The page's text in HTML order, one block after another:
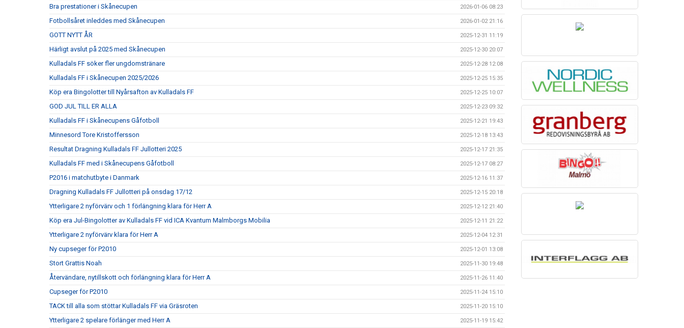
Bra prestationer i Skånecupen 2026-01-06 08:23
Fotbollsåret inleddes med Skånecupen 2026-01-02 21:16
GOTT NYTT ÅR 2025-12-31 11:19
Härligt avslut på 2025 med Skånecupen 2025-12-30 20:07
Kulladals FF söker fler ungdomstränare 2025-12-28 12:08
Kulladals FF i Skånecupen 2025/2026 2025-12-25 15:35
Köp era Bingolotter till Nyårsafton av Kulladals FF 2025-12-25 10:07
GOD JUL TILL ER ALLA 2025-12-23 09:32
Kulladals FF i Skånecupens Gåfotboll 2025-12-21 19:43
Minnesord Tore Kristoffersson 2025-12-18 13:43
Resultat Dragning Kulladals FF Jullotteri 2025 2025-12-17 21:35
Kulladals FF med i Skånecupens Gåfotboll 2025-12-17 08:27
P2016 i matchutbyte i Danmark 2025-12-16 11:37
Dragning Kulladals FF Jullotteri på onsdag 17/12 2025-12-15 20:18
Ytterligare 2 nyförvärv och 1 förlängning klara för Herr A 2025-12-12 21:40
Köp era Jul-Bingolotter av Kulladals FF vid ICA Kvantum Malmborgs Mobilia 2025-12-11 21:22
Ytterligare 2 nyförvärv klara för Herr A 2025-12-04 12:31
Ny cupseger för P2010 2025-12-01 13:08
Stort Grattis Noah 2025-11-30 19:48
Återvändare, nytillskott och förlängning klara för Herr A 2025-11-26 11:40
Cupseger för P2010 2025-11-24 15:10
TACK till alla som stöttar Kulladals FF via Gräsroten 2025-11-20 15:10
Ytterligare 2 spelare förlänger med Herr A 2025-11-19 15:42